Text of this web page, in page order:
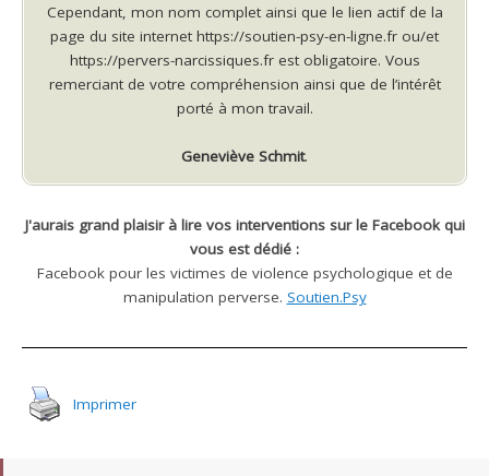
Cependant, mon nom complet ainsi que le lien actif de la
page du site internet https://soutien-psy-en-ligne.fr ou/et
https://pervers-narcissiques.fr est obligatoire. Vous
remerciant de votre compréhension ainsi que de l’intérêt
porté à mon travail.
Geneviève Schmit.
J'aurais grand plaisir à lire vos interventions sur le Facebook qui
vous est dédié :
Facebook pour les victimes de violence psychologique et de
manipulation perverse. Soutien.Psy
Imprimer